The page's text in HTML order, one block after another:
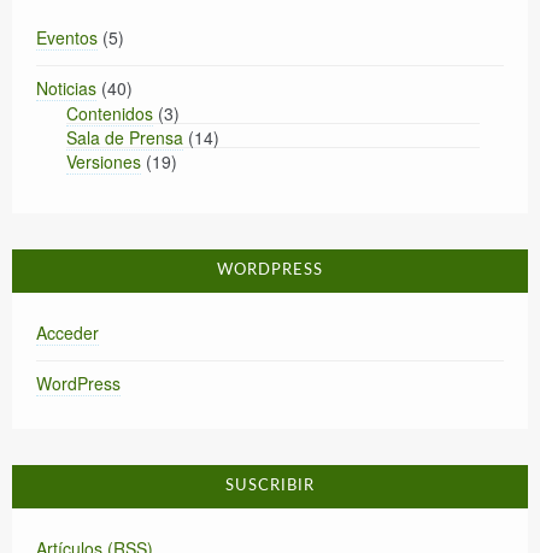
Eventos (5)
Noticias (40)
Contenidos (3)
Sala de Prensa (14)
Versiones (19)
WORDPRESS
Acceder
WordPress
SUSCRIBIR